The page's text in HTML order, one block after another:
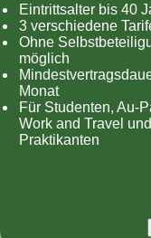
Eintrittsalter bis 40
3 verschiedene
Ohne
möglich
Monat
Für Studenten, Au-
Work and Travel und
Praktikanten